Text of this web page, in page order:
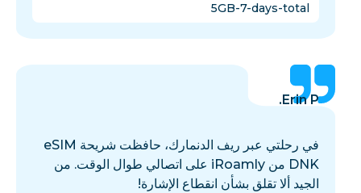
5GB-7-days-total
Erin P.
في رحلتي عبر ريف الدنمارك، حافظت شريحة eSIM
DNK من iRoamly على اتصالي طوال الوقت. من
الجيد ألا تقلق بشأن انقطاع الإشارة!